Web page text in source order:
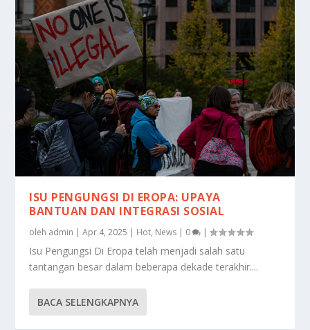
ISU PENGUNGSI DI EROPA: UPAYA
BANTUAN DAN INTEGRASI SOSIAL
oleh admin |Apr 4, 2025 | Hot, News | 0 |
Isu Pengungsi Di Eropa telah menjadi salah satu
tantangan besar dalam beberapa dekade terakhir....
BACA SELENGKAPNYA